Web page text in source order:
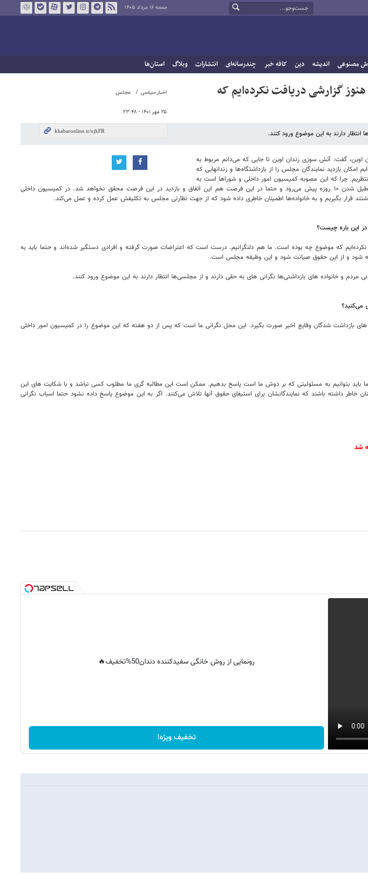
جمعه ۱۶ مرداد ۱۴۰۵
مصنوعی اندیشه دین کافه خبر چندرسانه‌ای انتشارات وبلاگ استان‌ها
اخبار سیاسی مجلس
۲۵ مهر ۱۴۰۱ - ۲۳:۴۸
در زندان اوین از بند ۲۰۹ آغاز شد / هنوز گزارشی دریافت نکرده‌ایم که
دارند به این موضوع ورود کنند.
اوین، گفت: آتش سوزی زندان اوین تا جایی که می‌دانم مربوط به
کرده‌ایم امکان بازدید نمایندگان مجلس را از بازداشتگاه‌ها و زندانهایی که
چرا که این مصوبه کمیسیون امور داخلی و شوراها است به
دلیل مسئولیتی که در این باره بر عهده دارد، اما هنوز موفق نشده ایم. البته مجلس هم به سمت تعطیل شدن ۱۰ روزه پیش می‌رود و حتما در این فرصت هم این اتفاق و بازدید در این فرصت محقق نخواهد شد. در کمیسیون داخلی
قرار بگیریم و به خانواده‌ها اطمینان خاطری داده شود که از جهت نظارتی مجلس به تکلیفش عمل کرده و عمل می‌کند.
این باره چیست؟
نکرده‌ایم که موضوع چه بوده است. ما هم دلنگرانیم. درست است که اعتراضات صورت گرفته و افرادی دستگیر شده‌اند و حتما باید به
شود و از این حقوق صیانت شود و این وظیفه مجلس است.
و خانواده های بازداشتی‌ها نگرانی های به حقی دارند و از مجلسی‌ها انتظار دارند به این موضوع ورود کنند.
می‌کنید؟
های بازداشت شدگان وقایع اخیر صورت بگیرد. این محل نگرانی ما است که پس از دو هفته که این موضوع را در کمیسیون امور داخلی
باید بتوانیم به مسئولیتی که بر دوش ما است پاسخ بدهیم. ممکن است این مطالبه گری ما مطلوب کسی نباشد و با شکایت های این
داشته باشند که نمایندگانشان برای استیفای حقوق آنها تلاش می‌کنند. اگر به این موضوع پاسخ داده نشود حتما اسباب نگرانی
شد
رونمایی از روش خانگی سفیدکننده دندان50%تخفیف🔥
تخفیف ویژه!